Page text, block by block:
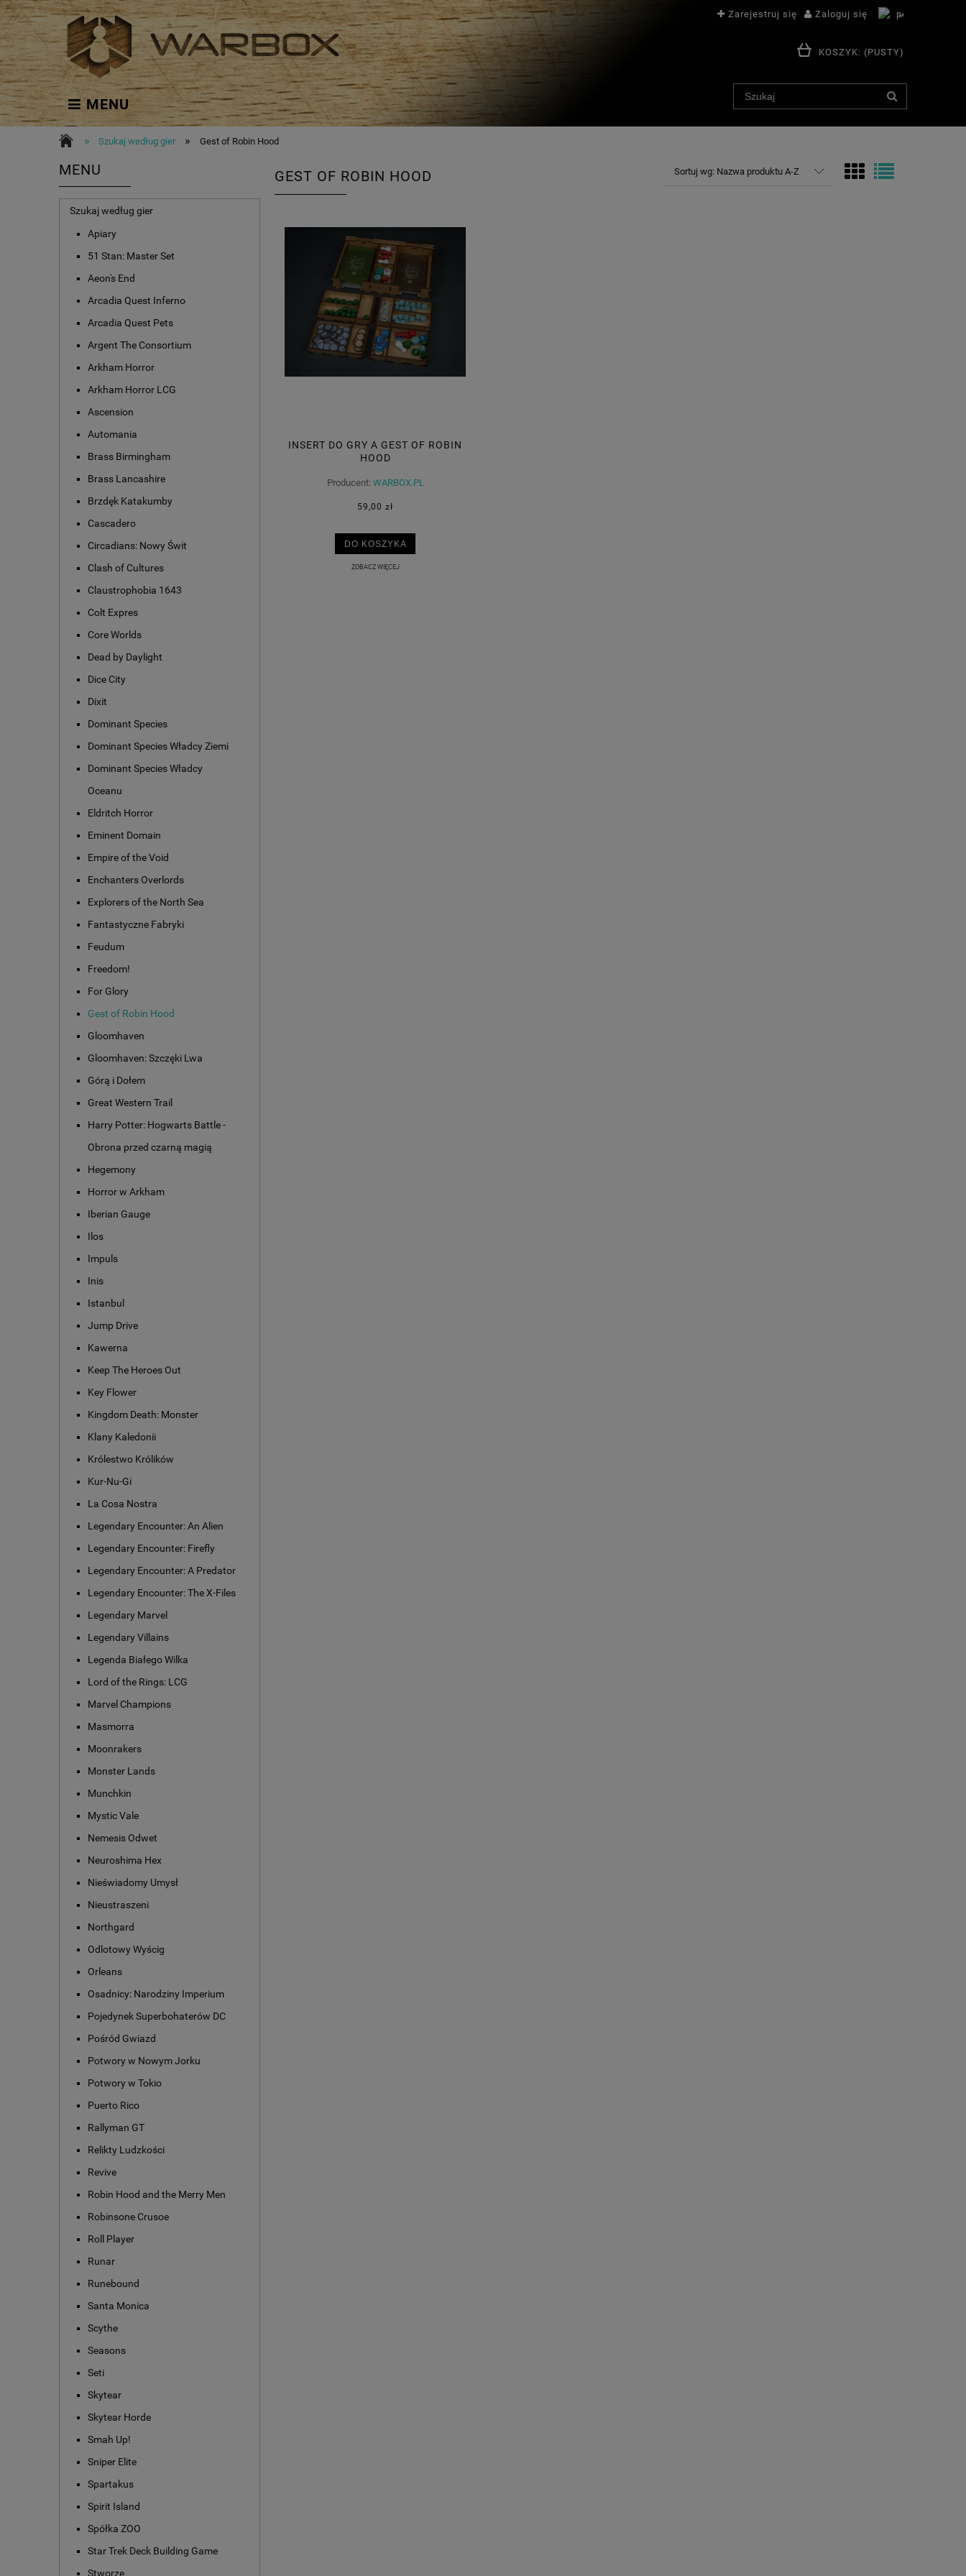
MENU
Zarejestruj się Zaloguj się
KOSZYK: (PUSTY)
» Szukaj według gier » Gest of Robin Hood
MENU
Szukaj według gier
Apiary
51 Stan: Master Set
Aeon's End
Arcadia Quest Inferno
Arcadia Quest Pets
Argent The Consortium
Arkham Horror
Arkham Horror LCG
Ascension
Automania
Brass Birmingham
Brass Lancashire
Brzdęk Katakumby
Cascadero
Circadians: Nowy Świt
Clash of Cultures
Claustrophobia 1643
Colt Expres
Core Worlds
Dead by Daylight
Dice City
Dixit
Dominant Species
Dominant Species Władcy Ziemi
Dominant Species Władcy
Oceanu
Eldritch Horror
Eminent Domain
Empire of the Void
Enchanters Overlords
Explorers of the North Sea
Fantastyczne Fabryki
Feudum
Freedom!
For Glory
Gest of Robin Hood
Gloomhaven
Gloomhaven: Szczęki Lwa
Górą i Dołem
Great Western Trail
Harry Potter: Hogwarts Battle -
Obrona przed czarną magią
Hegemony
Horror w Arkham
Iberian Gauge
Ilos
Impuls
Inis
Istanbul
Jump Drive
Kawerna
Keep The Heroes Out
Key Flower
Kingdom Death: Monster
Klany Kaledonii
Królestwo Królików
Kur-Nu-Gi
La Cosa Nostra
Legendary Encounter: An Alien
Legendary Encounter: Firefly
Legendary Encounter: A Predator
Legendary Encounter: The X-Files
Legendary Marvel
Legendary Villains
Legenda Białego Wilka
Lord of the Rings: LCG
Marvel Champions
Masmorra
Moonrakers
Monster Lands
Munchkin
Mystic Vale
Nemesis Odwet
Neuroshima Hex
Nieświadomy Umysł
Nieustraszeni
Northgard
Odlotowy Wyścig
Orleans
Osadnicy: Narodziny Imperium
Pojedynek Superbohaterów DC
Pośród Gwiazd
Potwory w Nowym Jorku
Potwory w Tokio
Puerto Rico
Rallyman GT
Relikty Ludzkości
Revive
Robin Hood and the Merry Men
Robinsone Crusoe
Roll Player
Runar
Runebound
Santa Monica
Scythe
Seasons
Seti
Skytear
Skytear Horde
Smah Up!
Sniper Elite
Spartakus
Spirit Island
Spółka ZOO
Star Trek Deck Building Game
Stworze
GEST OF ROBIN HOOD Sortuj wg: Nazwa produktu A-Z
INSERT DO GRY A GEST OF ROBIN
HOOD
Producent: WARBOX.PL
59,00 zł
DO KOSZYKA
ZOBACZ WIĘCEJ